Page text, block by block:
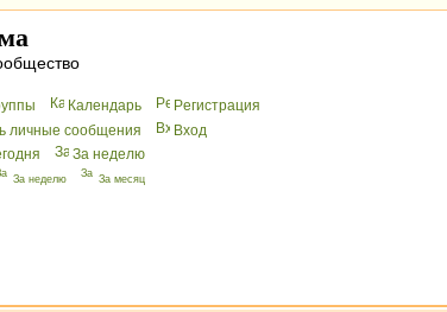
Календарь
Peгиcтрaция
личные сообщения
Вхoд
За неделю
За неделю За месяц